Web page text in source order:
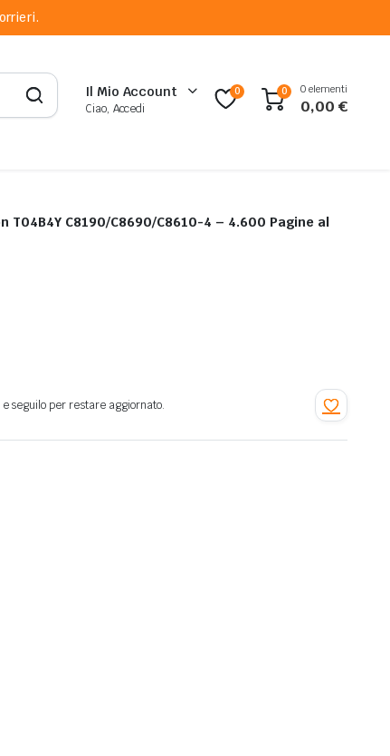
Il Mio Account
Ciao, Accedi
0 0 0 elementi
0,00€
T04B4Y C8190/C8690/C8610-4 – 4.600 Pagine al